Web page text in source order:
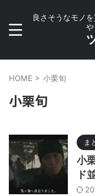
良さそうなモノ
HOME > 小栗旬
小栗旬
ま
小
ド